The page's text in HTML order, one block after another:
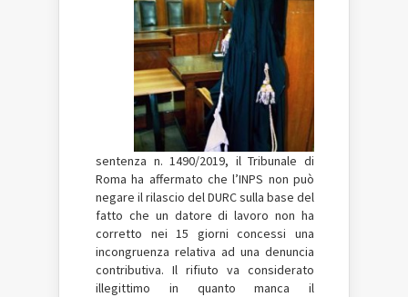
sentenza n. 1490/2019, il Tribunale di
Roma ha affermato che l’INPS non può
negare il rilascio del DURC sulla base del
fatto che un datore di lavoro non ha
corretto nei 15 giorni concessi una
incongruenza relativa ad una denuncia
contributiva. Il rifiuto va considerato
illegittimo in quanto manca il